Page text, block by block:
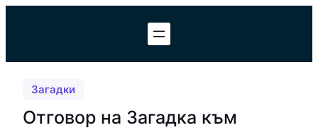
Загадки
Отговор на Загадка към